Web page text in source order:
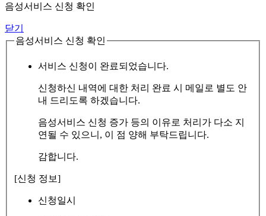
음성서비스 신청 확인
닫기
음성서비스 신청 확인
서비스 신청이 완료되었습니다.
신청하신 내역에 대한 처리 완료 시 메일로 별도 안
내 드리도록 하겠습니다.
음성서비스 신청 증가 등의 이유로 처리가 다소 지
연될 수 있으니, 이 점 양해 부탁드립니다.
감합니다.
[신청 정보]
신청일시